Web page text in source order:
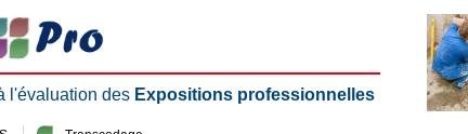
l'évaluation des Expositions professionnelles